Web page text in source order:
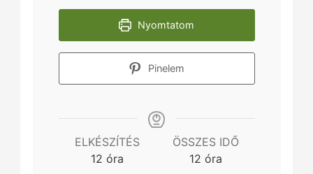
Nyomtatom
Pinelem
ELKÉSZÍTÉS
12 hours
óra
ÖSSZES IDŐ
12hours
óra